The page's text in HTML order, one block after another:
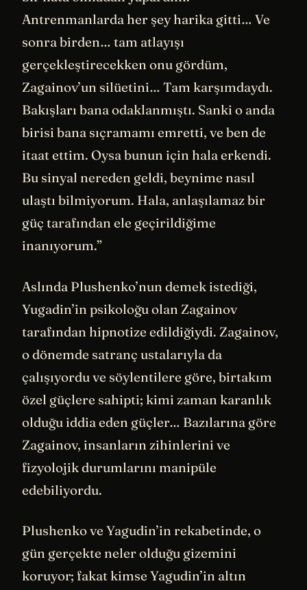
Antrenmanlarda her şey harika gitti… Ve
sonra birden… tam atlayışı
gerçekleştirecekken onu gördüm,
Zagainov’un silüetini… Tam karşımdaydı.
Bakışları bana odaklanmıştı. Sanki o anda
birisi bana sıçramamı emretti, ve ben de
itaat ettim. Oysa bunun için hala erkendi.
Bu sinyal nereden geldi, beynime nasıl
ulaştı bilmiyorum. Hala, anlaşılamaz bir
güç tarafından ele geçirildiğime
inanıyorum.”
Aslında Plushenko’nun demek istediği,
Yugadin’in psikoloğu olan Zagainov
tarafından hipnotize edildiğiydi. Zagainov,
o dönemde satranç ustalarıyla da
çalışıyordu ve söylentilere göre, birtakım
özel güçlere sahipti; kimi zaman karanlık
olduğu iddia eden güçler… Bazılarına göre
Zagainov, insanların zihinlerini ve
fizyolojik durumlarını manipüle
edebiliyordu.
Plushenko ve Yagudin’in rekabetinde, o
gün gerçekte neler olduğu gizemini
koruyor; fakat kimse Yagudin’in altın